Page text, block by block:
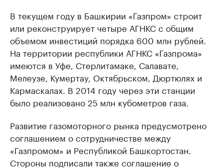
В текущем году в Башкирии «Газпром» строит
или реконструирует четыре АГНКС с общим
объемом инвестиций порядка 600 млн рублей.
На территории республики АГНКС «Газпрома»
имеются в Уфе, Стерлитамаке, Салавате,
Мелеузе, Кумертау, Октябрьском, Дюртюлях и
Кармаскалах. В 2014 году через эти станции
было реализовано 25 млн кубометров газа.
Развитие газомоторного рынка предусмотрено
соглашением о сотрудничестве между
«Газпромом» и Республикой Башкортостан.
Стороны подписали также соглашение о